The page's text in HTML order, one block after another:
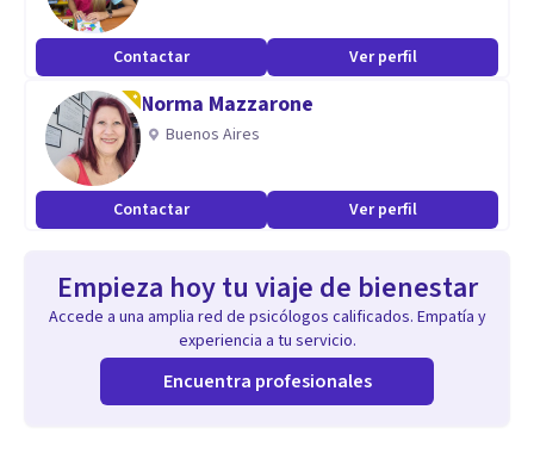
Contactar Ver perfil
Norma Mazzarone
Buenos Aires
Contactar Ver perfil
Empieza hoy tu viaje de bienestar
Accede a una amplia red de psicólogos calificados. Empatía y
experiencia a tu servicio.
Encuentra profesionales